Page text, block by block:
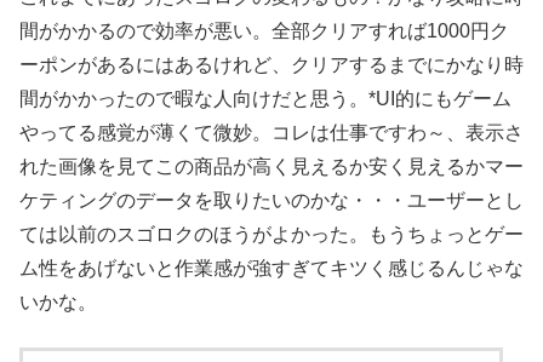
間がかかるので効率が悪い。全部クリアすれば1000円ク
ーポンがあるにはあるけれど、クリアするまでにかなり時
間がかかったので暇な人向けだと思う。*UI的にもゲーム
やってる感覚が薄くて微妙。コレは仕事ですわ～、表示さ
れた画像を見てこの商品が高く見えるか安く見えるかマー
ケティングのデータを取りたいのかな・・・ユーザーとし
ては以前のスゴロクのほうがよかった。もうちょっとゲー
ム性をあげないと作業感が強すぎてキツく感じるんじゃな
いかな。